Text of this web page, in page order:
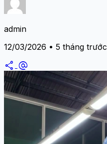
admin
12/03/2026 • 5 tháng trước
share alternate_email